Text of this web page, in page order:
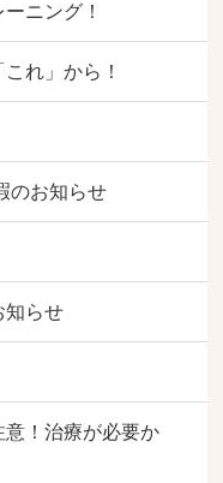
ニング！
れ」から！
のお知らせ
知らせ
意！治療が必要か